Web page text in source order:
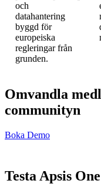
och
datahantering
byggd för
europeiska
regleringar från
grunden.
Omvandla
communityn
Boka Demo
Testa Apsis